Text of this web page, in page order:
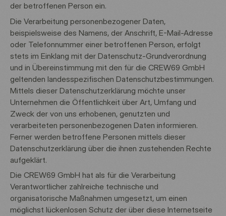
der betroffenen Person ein.
Die Verarbeitung personenbezogener Daten,
beispielsweise des Namens, der Anschrift, E-Mail-Adresse
oder Telefonnummer einer betroffenen Person, erfolgt
stets im Einklang mit der Datenschutz-Grundverordnung
und in Übereinstimmung mit den für die CREW69 GmbH
geltenden landesspezifischen Datenschutzbestimmungen.
Mittels dieser Datenschutzerklärung möchte unser
Unternehmen die Öffentlichkeit über Art, Umfang und
Zweck der von uns erhobenen, genutzten und
verarbeiteten personenbezogenen Daten informieren.
Ferner werden betroffene Personen mittels dieser
Datenschutzerklärung über die ihnen zustehenden Rechte
aufgeklärt.
Die CREW69 GmbH hat als für die Verarbeitung
Verantwortlicher zahlreiche technische und
organisatorische Maßnahmen umgesetzt, um einen
möglichst lückenlosen Schutz der über diese Internetseite